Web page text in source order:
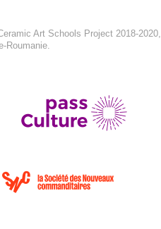
Art Schools Project 2018-2020,
Roumanie.